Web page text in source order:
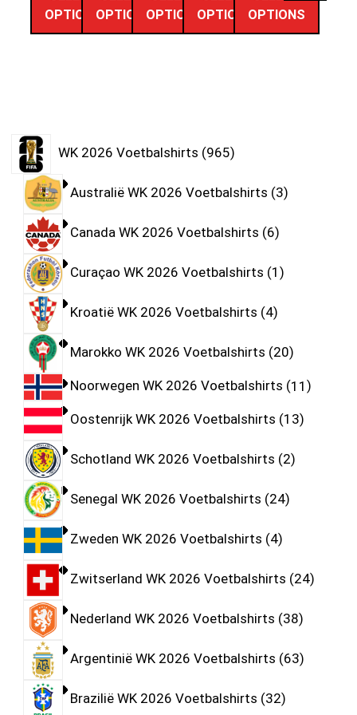
OPTIONSOPTIONSOPTIONSOPTIONSOPTIONS
WK 2026 Voetbalshirts 965
Australië WK 2026 Voetbalshirts 3
Canada WK 2026 Voetbalshirts 6
Curaçao WK 2026 Voetbalshirts 1
Kroatië WK 2026 Voetbalshirts 4
Marokko WK 2026 Voetbalshirts 20
Noorwegen WK 2026 Voetbalshirts 11
Oostenrijk WK 2026 Voetbalshirts 13
Schotland WK 2026 Voetbalshirts 2
Senegal WK 2026 Voetbalshirts 24
Zweden WK 2026 Voetbalshirts 4
Zwitserland WK 2026 Voetbalshirts 24
Nederland WK 2026 Voetbalshirts 38
Argentinië WK 2026 Voetbalshirts 63
Brazilië WK 2026 Voetbalshirts 32